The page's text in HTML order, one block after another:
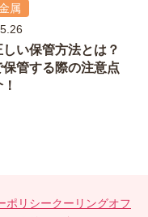
属
い保管方法とは？
保管する際の注意点
ポリシークーリングオフ